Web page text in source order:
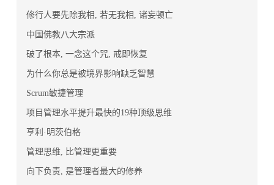
修行人要先除我相, 若无我相, 诸妄顿亡
中国佛教八大宗派
破了根本, 一念这个咒, 戒即恢复
为什么你总是被境界影响缺乏智慧
Scrum敏捷管理
项目管理水平提升最快的19种顶级思维
亨利·明茨伯格
管理思维, 比管理更重要
向下负责, 是管理者最大的修养